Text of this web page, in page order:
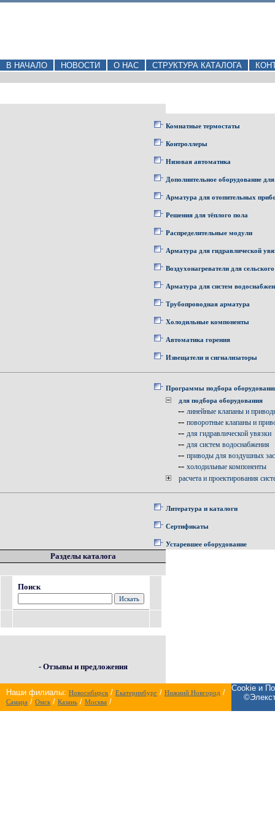
В НАЧАЛО НОВОСТИ О НАС СТРУКТУРА КАТАЛОГА
Комнатные термостаты
Контроллеры
Низовая автоматика
Дополнительное оборудование
Арматура для отопительных
Решения для тёплого пола
Распределительные модули
Арматура для гидравлической
Воздухонагреватели для
Арматура для систем
Трубопроводная арматура
Холодильные компоненты
Автоматика горения
Извещатели и сигнализаторы
Программы подбора
для подбора оборудования
-- линейные клапаны и
-- поворотные клапаны и
-- для гидравлической увязки
-- для систем водоснабжения
-- приводы для воздушных
-- холодильные компоненты
расчета и проектирования
Литература и каталоги
Сертификаты
Устаревшее оборудование
Разделы каталога
Поиск
- Отзывы и предложения
Наши филиалы: Новосибирск/ Екатеринбург / Нижний Новгород /
Самара / Омск/ Казань / Москва /
Cookie и